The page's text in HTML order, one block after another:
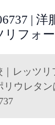
| 洋
リフォ
レッツリ
リウレタン